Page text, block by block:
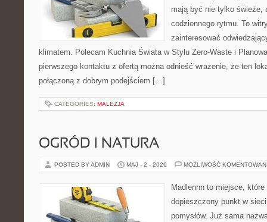
mają być nie tylko świeże,
codziennego rytmu. To
zainteresować
klimatem. Polecam Kuchnia Świata w Stylu Zero-Waste i
pierwszego kontaktu z ofertą można odnieść wrażenie, że ten
połączoną z dobrym podejściem […]
CATEGORIES: MALEZJA
OGRÓD I NATURA
POSTED BY ADMIN MAJ - 2 - 2026 MOŻLIWOŚĆ
Madlennn to miejsce,
dopieszczony punkt w
pomysłów. Już sama